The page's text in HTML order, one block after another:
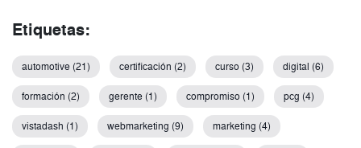
Etiquetas:
automotive (21) certificación (2) curso (3) digital (6)
formación (2) gerente (1) compromiso (1) pcg (4)
vistadash (1) webmarketing (9) marketing (4)